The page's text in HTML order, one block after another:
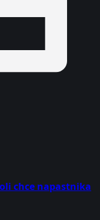
chce napastnika